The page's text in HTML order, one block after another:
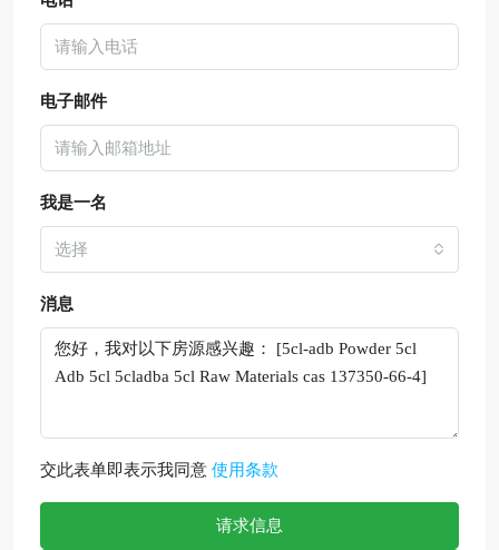
电子邮件
我是一名
选择
消息
交此表单即表示我同意 使用条款
请求信息